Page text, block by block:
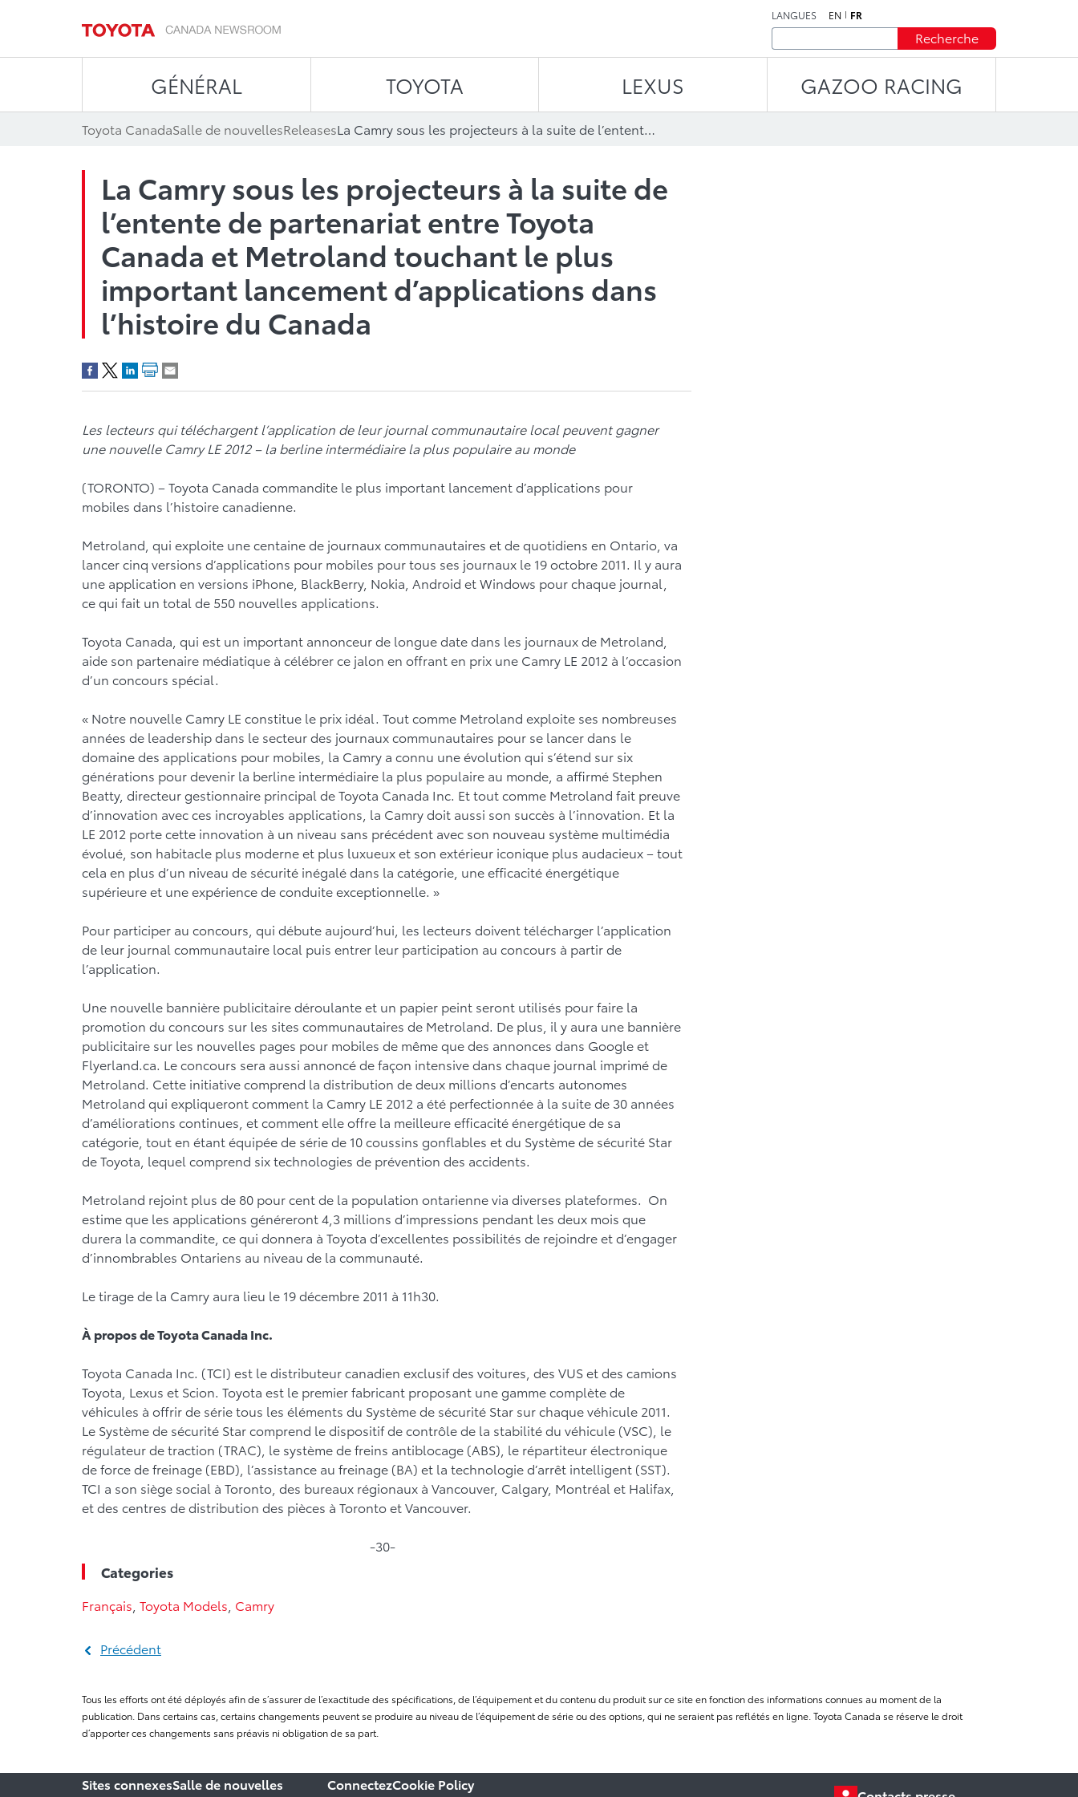
LANGUES EN FR
Recherche
GÉNÉRAL TOYOTA LEXUS GAZOO RACING
Toyota CanadaSalle de nouvellesReleases La Camry sous les projecteurs à la suite de l’entente de partenariat entre Toyota Canada et Metroland touchant le plus important lancement d’applications dans l’histoire du Canada
La Camry sous les projecteurs à la suite de
l’entente de partenariat entre Toyota
Canada et Metroland touchant le plus
important lancement d’applications dans
l’histoire du Canada
Les lecteurs qui téléchargent l’application de leur journal communautaire local peuvent gagner
une nouvelle Camry LE 2012 – la berline intermédiaire la plus populaire au monde
(TORONTO) – Toyota Canada commandite le plus important lancement d’applications pour
mobiles dans l’histoire canadienne.
Metroland, qui exploite une centaine de journaux communautaires et de quotidiens en Ontario, va
lancer cinq versions d’applications pour mobiles pour tous ses journaux le 19 octobre 2011. Il y aura
une application en versions iPhone, BlackBerry, Nokia, Android et Windows pour chaque journal,
ce qui fait un total de 550 nouvelles applications.
Toyota Canada, qui est un important annonceur de longue date dans les journaux de Metroland,
aide son partenaire médiatique à célébrer ce jalon en offrant en prix une Camry LE 2012 à l’occasion
d’un concours spécial.
« Notre nouvelle Camry LE constitue le prix idéal. Tout comme Metroland exploite ses nombreuses
années de leadership dans le secteur des journaux communautaires pour se lancer dans le
domaine des applications pour mobiles, la Camry a connu une évolution qui s’étend sur six
générations pour devenir la berline intermédiaire la plus populaire au monde, a affirmé Stephen
Beatty, directeur gestionnaire principal de Toyota Canada Inc. Et tout comme Metroland fait preuve
d’innovation avec ces incroyables applications, la Camry doit aussi son succès à l’innovation. Et la
LE 2012 porte cette innovation à un niveau sans précédent avec son nouveau système multimédia
évolué, son habitacle plus moderne et plus luxueux et son extérieur iconique plus audacieux – tout
cela en plus d’un niveau de sécurité inégalé dans la catégorie, une efficacité énergétique
supérieure et une expérience de conduite exceptionnelle. »
Pour participer au concours, qui débute aujourd’hui, les lecteurs doivent télécharger l’application
de leur journal communautaire local puis entrer leur participation au concours à partir de
l’application.
Une nouvelle bannière publicitaire déroulante et un papier peint seront utilisés pour faire la
promotion du concours sur les sites communautaires de Metroland. De plus, il y aura une bannière
publicitaire sur les nouvelles pages pour mobiles de même que des annonces dans Google et
Flyerland.ca. Le concours sera aussi annoncé de façon intensive dans chaque journal imprimé de
Metroland. Cette initiative comprend la distribution de deux millions d’encarts autonomes
Metroland qui expliqueront comment la Camry LE 2012 a été perfectionnée à la suite de 30 années
d’améliorations continues, et comment elle offre la meilleure efficacité énergétique de sa
catégorie, tout en étant équipée de série de 10 coussins gonflables et du Système de sécurité Star
de Toyota, lequel comprend six technologies de prévention des accidents.
Metroland rejoint plus de 80 pour cent de la population ontarienne via diverses plateformes. On
estime que les applications généreront 4,3 millions d’impressions pendant les deux mois que
durera la commandite, ce qui donnera à Toyota d’excellentes possibilités de rejoindre et d’engager
d’innombrables Ontariens au niveau de la communauté.
Le tirage de la Camry aura lieu le 19 décembre 2011 à 11h30.
À propos de Toyota Canada Inc.
Toyota Canada Inc. (TCI) est le distributeur canadien exclusif des voitures, des VUS et des camions
Toyota, Lexus et Scion. Toyota est le premier fabricant proposant une gamme complète de
véhicules à offrir de série tous les éléments du Système de sécurité Star sur chaque véhicule 2011.
Le Système de sécurité Star comprend le dispositif de contrôle de la stabilité du véhicule (VSC), le
régulateur de traction (TRAC), le système de freins antiblocage (ABS), le répartiteur électronique
de force de freinage (EBD), l’assistance au freinage (BA) et la technologie d’arrêt intelligent (SST).
TCI a son siège social à Toronto, des bureaux régionaux à Vancouver, Calgary, Montréal et Halifax,
et des centres de distribution des pièces à Toronto et Vancouver.
-30-
Categories
Français Toyota Models Camry
Précédent
Tous les efforts ont été déployés afin de s’assurer de l’exactitude des spécifications, de l’équipement et du contenu du produit sur ce site en fonction des informations connues au moment de la
publication. Dans certains cas, certains changements peuvent se produire au niveau de l’équipement de série ou des options, qui ne seraient pas reflétés en ligne. Toyota Canada se réserve le droit
d’apporter ces changements sans préavis ni obligation de sa part.
Sites connexesSalle de nouvelles
ConnectezCookie Policy